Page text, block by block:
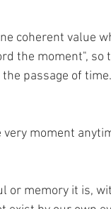
coherent value
the moment", so
passage of time.
very moment
or memory it is,